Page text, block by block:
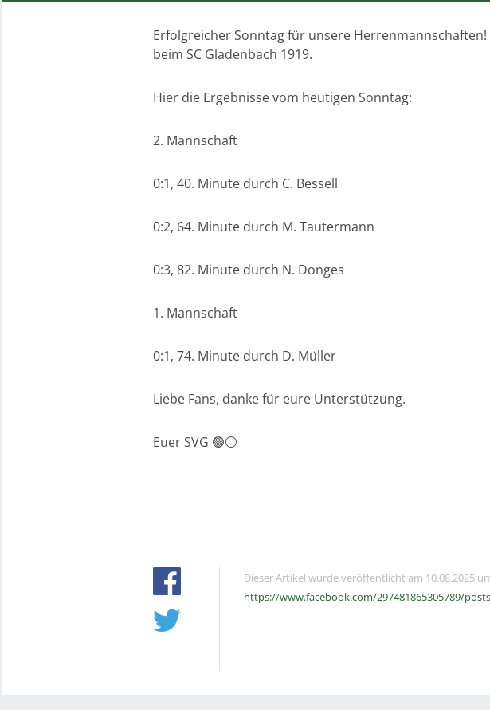
Erfolgreicher Sonntag für unsere
beim SC Gladenbach 1919.
Hier die Ergebnisse vom heutigen Sonntag:
2. Mannschaft
0:1, 40. Minute durch C. Bessell
0:2, 64. Minute durch M. Tautermann
0:3, 82. Minute durch N. Donges
1. Mannschaft
0:1, 74. Minute durch D. Müller
Liebe Fans, danke für eure Unterstützung.
Euer SVG 🟢⚪️
Dieser Artikel wurde veröffentlicht am 10.08.2025
https://www.facebook.com/297481865305789/